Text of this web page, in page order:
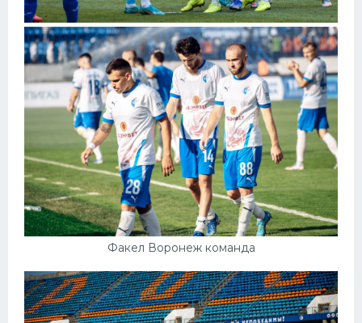
Факел Воронеж команда